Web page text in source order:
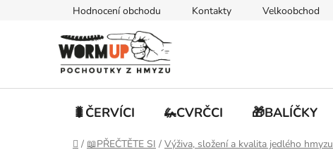
Hodnocení obchodu Kontakty Velkoobchod
🐛ČERVÍCI 🦗CVRČCI 🎁BALÍČKY
Domů
/ 📖PŘEČTĚTE SI / Výživa, složení a kvalita jedlého hmyzu